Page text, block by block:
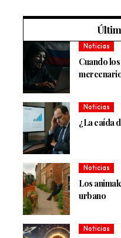
Noticias
Cuando
Noticias
¿La caída
Noticias
Los
urbano
Noticias